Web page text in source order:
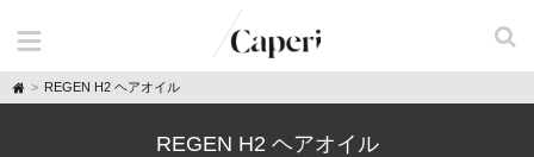
H
o
REGEN H2 ヘアオイル
REGEN H2 ヘアオイル